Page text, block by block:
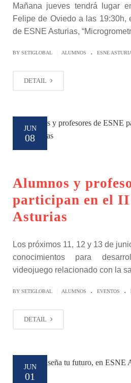
Mañana jueves tendrá lugar
Felipe de Oviedo a las 19:30h,
de ESNE Asturias,
BY SETIGLOBAL ALUMNOS . ESNE
DETAIL
JUN
08
Alumnos y
participan en el II
Asturias
Los próximos 11, 12 y 13 de
conocimientos para
videojuego relacionado con la
BY SETIGLOBAL ALUMNOS . EVENTOS .
DETAIL
JUN
01